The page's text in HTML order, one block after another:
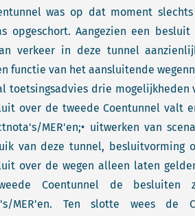
was op dat moment
opgeschort. Aangezien een
verkeer in deze tunnel
functie van het aansluitende
toetsingsadvies drie mogelijkheden
over de tweede Coentunnel valt
MER'en;• uitwerken van
van deze tunnel, besluitvorming
over de wegen alleen laten
Coentunnel de
MER'en. Ten slotte wees